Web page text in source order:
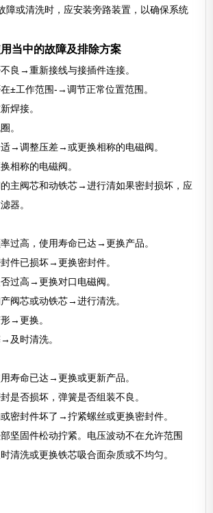
障或清洗时，应安装旁路装置，以确保系统
当中的故障及排除方案
良→重新接线与接插件连接。
±工作范围-→调节正常位置范围。
焊接。
。
→调整压差→或更换相称的电磁阀。
相称的电磁阀。
主阀芯和动铁芯→进行清如果密封损坏，应
器。
过高，使用寿命已达→更换产品。
件已损坏→更换密封件。
过高→更换对口电磁阀。
阀芯或动铁芯→进行清洗。
→更换。
及时清洗。
寿命已达→更换或更新产品。
是否损坏，弹簧是否组装不良。
密封件坏了→拧紧螺丝或更换密封件。
坚固件松动拧紧。电压波动不在允许范围
清洗或更换铁芯吸合面杂质或不均匀。